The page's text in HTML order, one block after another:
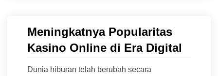
Meningkatnya Popularitas
Kasino Online di Era Digital
Dunia hiburan telah berubah secara